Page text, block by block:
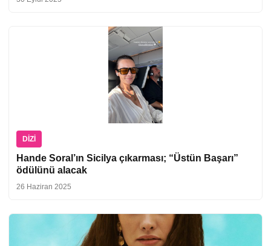
DIZI
Hande Soral’ın Sicilya çıkarması; “Üstün Başarı”
ödülünü alacak
26 Haziran 2025